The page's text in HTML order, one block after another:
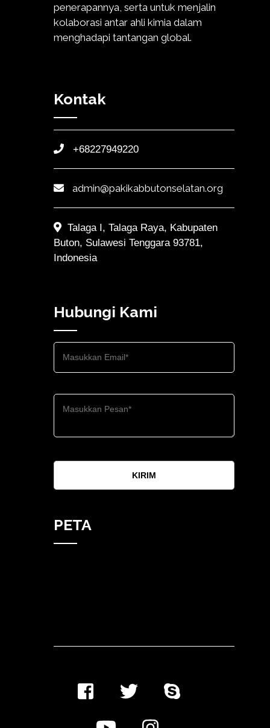
penerapannya, serta untuk menjalin
kolaborasi antar ahli kimia dalam
menghadapi tantangan global.
Kontak
+68227949220
admin@pakikabbutonselatan.org
Talaga I, Talaga Raya, Kabupaten
Buton, Sulawesi Tenggara 93781,
Indonesia
Hubungi Kami
KIRIM
PETA